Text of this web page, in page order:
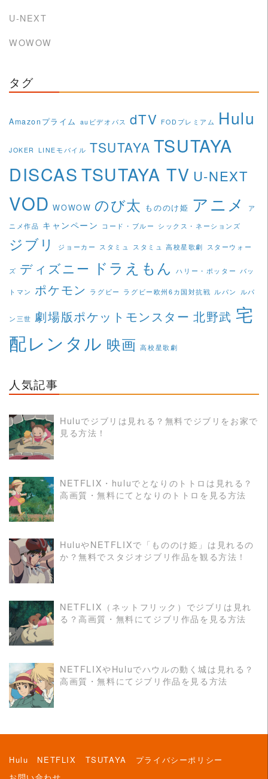
U-NEXT
WOWOW
タグ
Amazonプライム auビデオパス dTV FODプレミアム Hulu
JOKER LINEモバイル TSUTAYA TSUTAYA
DISCAS TSUTAYA TV U-NEXT
VOD WOWOW のび太 もののけ姫 アニメ
ア
ニメ作品 キャンペーン コード・ブルー シックス・ネーションズ
ジブリ ジョーカー スタミュ スタミュ 高校星歌劇 スターウォー
ズ ディズニー ドラえもん ハリー・ポッター バッ
トマン ポケモン ラグビー ラグビー欧州6カ国対抗戦 ルパン ルパ
ン三世 劇場版ポケットモンスター 北野武 宅
配レンタル 映画 高校星歌劇
人気記事
READ MORE
Huluでジブリは見れる？無料でジブリをお家で
見る方法！
READ MORE
NETFLIX・huluでとなりのトトロは見れる？
高画質・無料にてとなりのトトロを見る方法
READ MORE
HuluやNETFLIXで「もののけ姫」は見れるの
か？無料でスタジオジブリ作品を観る方法！
READ MORE
NETFLIX（ネットフリック）でジブリは見れ
る？高画質・無料にてジブリ作品を見る方法
READ MORE
NETFLIXやHuluでハウルの動く城は見れる？
高画質・無料にてジブリ作品を見る方法
Hulu NETFLIX TSUTAYA
プライバシーポリシー